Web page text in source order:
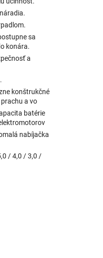
sa
konára.
a
konštrukčné
a vo
batérie
nabíjačka
/ 4,0 / 3,0 /